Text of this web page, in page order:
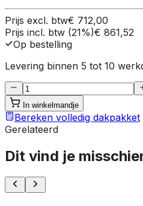
Prijs excl. btw€ 712,00
Prijs incl. btw (21%)€ 861,52
Op bestelling
Levering binnen 5 tot 10
In winkelmandje
Bereken volledig dakpakket
Gerelateerd
Dit vind je